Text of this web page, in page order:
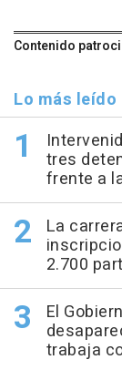
Contenido
Lo más leído
tres
frente a
La
2.700
El
trabaja